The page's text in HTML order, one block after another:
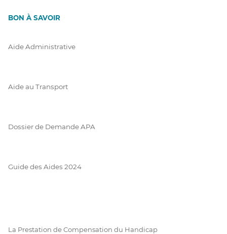
BON À SAVOIR
Aide Administrative
Aide au Transport
Dossier de Demande APA
Guide des Aides 2024
La Prestation de Compensation du Handicap